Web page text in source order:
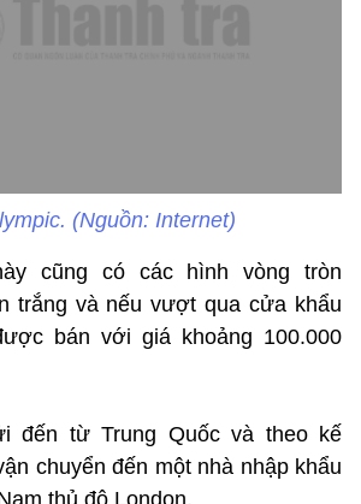
(Nguồn: Internet)
cũng có các hình vòng tròn
trắng và nếu vượt qua cửa khẩu
bán với giá khoảng 100.000
đến từ Trung Quốc và theo kế
chuyển đến một nhà nhập khẩu
thủ đô London.